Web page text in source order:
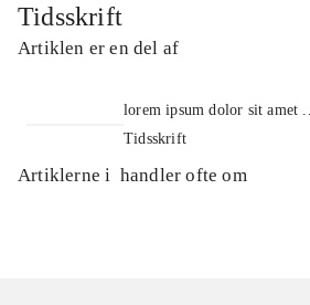
Tidsskrift
Artiklen er en del af
lorem ipsum dolor sit amet ...
Tidsskrift
Artiklerne i handler ofte om